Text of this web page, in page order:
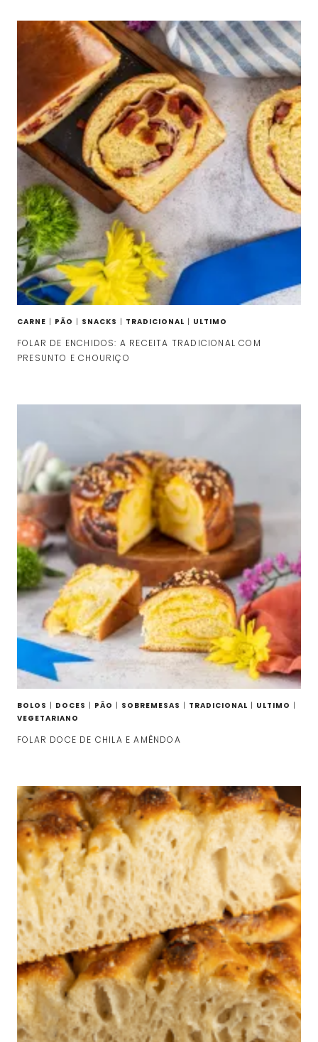
CARNE | PÃO | SNACKS | TRADICIONAL | ULTIMO
FOLAR DE ENCHIDOS: A RECEITA TRADICIONAL COM
PRESUNTO E CHOURIÇO
BOLOS | DOCES | PÃO | SOBREMESAS | TRADICIONAL | ULTIMO |
VEGETARIANO
FOLAR DOCE DE CHILA E AMÊNDOA